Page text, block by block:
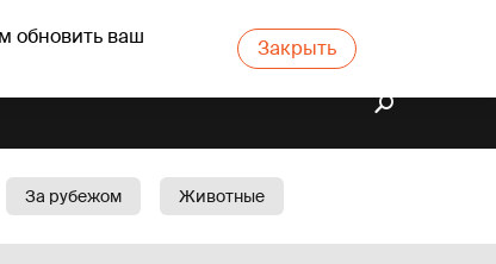
обновить ваш
Закрыть
За рубежом
Животные